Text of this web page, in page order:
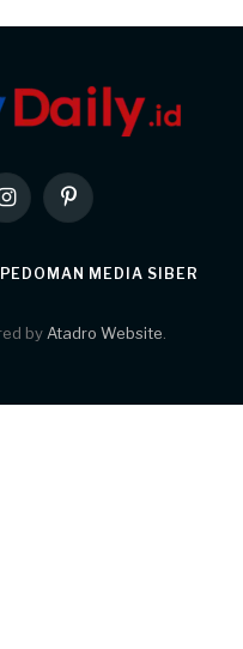
InstagramPinterest
PEDOMAN MEDIA SIBER
by Atadro Website